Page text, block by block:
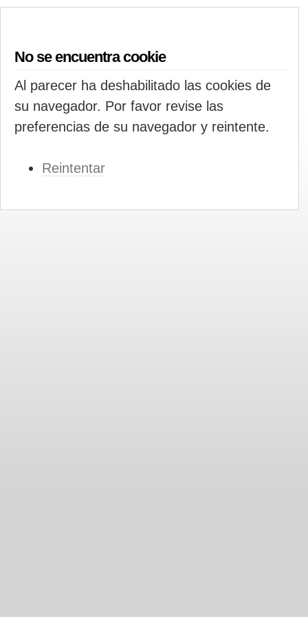
No se encuentra cookie
Al parecer ha deshabilitado las cookies de
su navegador. Por favor revise las
preferencias de su navegador y reintente.
Reintentar